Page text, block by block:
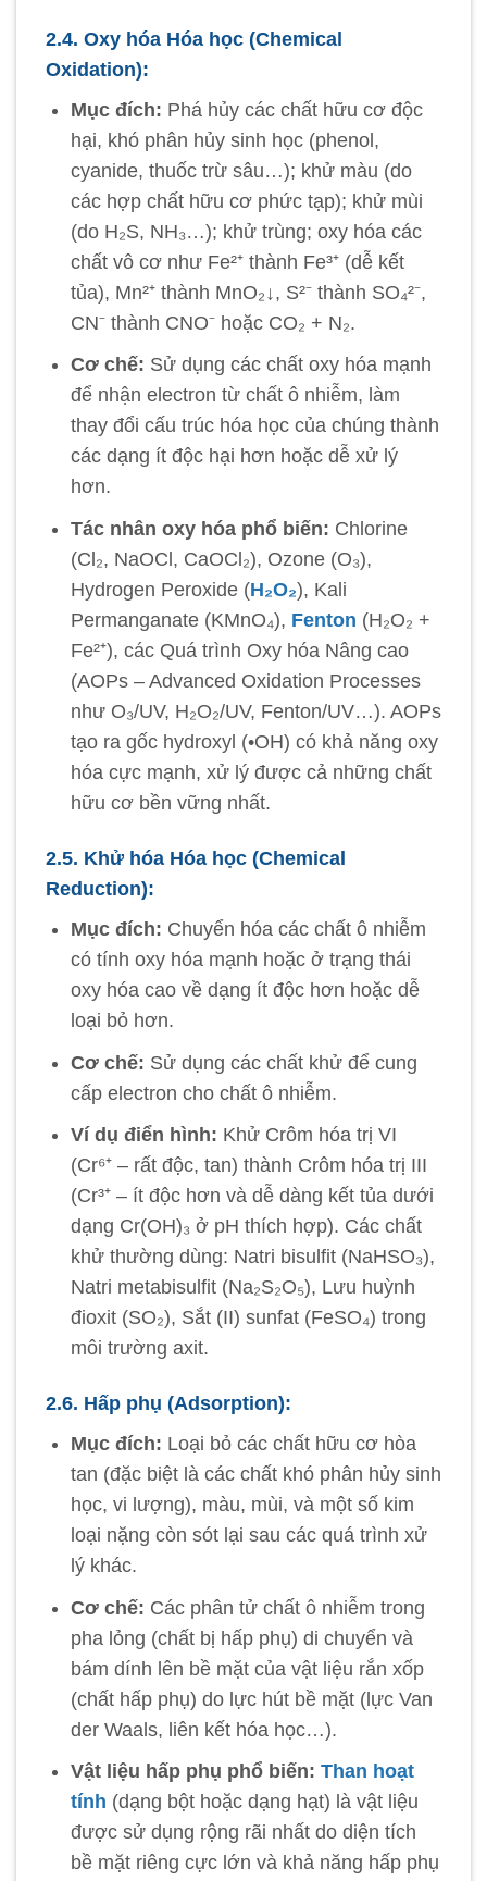
2.4. Oxy hóa Hóa học (Chemical
Oxidation):
Mục đích: Phá hủy các chất hữu cơ độc
hại, khó phân hủy sinh học (phenol,
cyanide, thuốc trừ sâu…); khử màu (do
các hợp chất hữu cơ phức tạp); khử mùi
(do H₂S, NH₃…); khử trùng; oxy hóa các
chất vô cơ như Fe²⁺ thành Fe³⁺ (dễ kết
tủa), Mn²⁺ thành MnO₂↓, S²⁻ thành SO₄²⁻,
CN⁻ thành CNO⁻ hoặc CO₂ + N₂.
Cơ chế: Sử dụng các chất oxy hóa mạnh
để nhận electron từ chất ô nhiễm, làm
thay đổi cấu trúc hóa học của chúng thành
các dạng ít độc hại hơn hoặc dễ xử lý
hơn.
Tác nhân oxy hóa phổ biến: Chlorine
(Cl₂, NaOCl, CaOCl₂), Ozone (O₃),
Hydrogen Peroxide (H₂O₂), Kali
Permanganate (KMnO₄), Fenton (H₂O₂ +
Fe²⁺), các Quá trình Oxy hóa Nâng cao
(AOPs – Advanced Oxidation Processes
như O₃/UV, H₂O₂/UV, Fenton/UV…). AOPs
tạo ra gốc hydroxyl (•OH) có khả năng oxy
hóa cực mạnh, xử lý được cả những chất
hữu cơ bền vững nhất.
2.5. Khử hóa Hóa học (Chemical
Reduction):
Mục đích: Chuyển hóa các chất ô nhiễm
có tính oxy hóa mạnh hoặc ở trạng thái
oxy hóa cao về dạng ít độc hơn hoặc dễ
loại bỏ hơn.
Cơ chế: Sử dụng các chất khử để cung
cấp electron cho chất ô nhiễm.
Ví dụ điển hình: Khử Crôm hóa trị VI
(Cr⁶⁺ – rất độc, tan) thành Crôm hóa trị III
(Cr³⁺ – ít độc hơn và dễ dàng kết tủa dưới
dạng Cr(OH)₃ ở pH thích hợp). Các chất
khử thường dùng: Natri bisulfit (NaHSO₃),
Natri metabisulfit (Na₂S₂O₅), Lưu huỳnh
đioxit (SO₂), Sắt (II) sunfat (FeSO₄) trong
môi trường axit.
2.6. Hấp phụ (Adsorption):
Mục đích: Loại bỏ các chất hữu cơ hòa
tan (đặc biệt là các chất khó phân hủy sinh
học, vi lượng), màu, mùi, và một số kim
loại nặng còn sót lại sau các quá trình xử
lý khác.
Cơ chế: Các phân tử chất ô nhiễm trong
pha lỏng (chất bị hấp phụ) di chuyển và
bám dính lên bề mặt của vật liệu rắn xốp
(chất hấp phụ) do lực hút bề mặt (lực Van
der Waals, liên kết hóa học…).
Vật liệu hấp phụ phổ biến: Than hoạt
tính (dạng bột hoặc dạng hạt) là vật liệu
được sử dụng rộng rãi nhất do diện tích
bề mặt riêng cực lớn và khả năng hấp phụ